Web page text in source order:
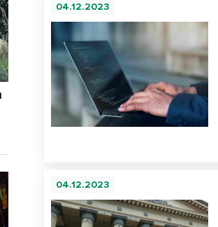
04.12.2023
04.12.2023